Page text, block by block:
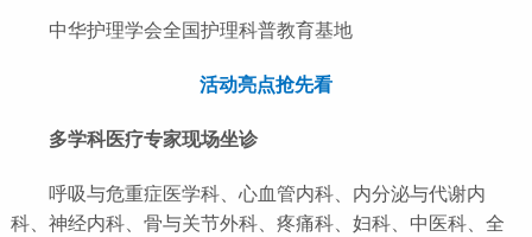
中华护理学会全国护理科普教育基地
活动亮点抢先看
多学科医疗专家现场坐诊
呼吸与危重症医学科、心血管内科、内分泌与代谢内
科、神经内科、骨与关节外科、疼痛科、妇科、中医科、全